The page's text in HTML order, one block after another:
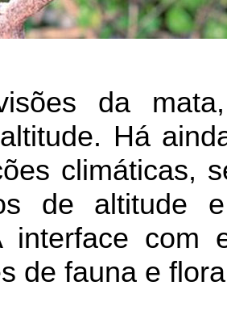
da
Há
climáticas,
de altitude
interface com
de fauna e